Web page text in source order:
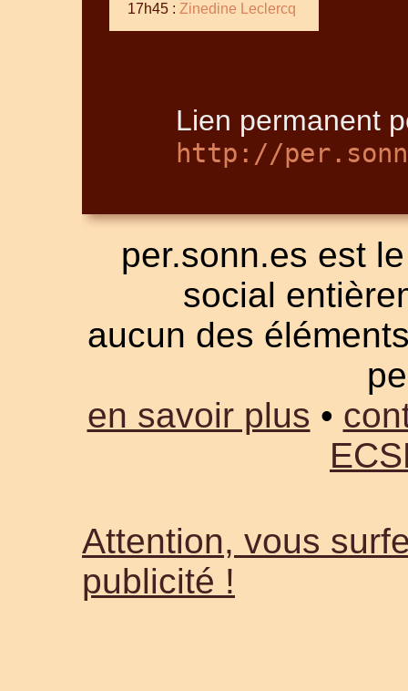
17h45 : Zinedine Leclercq
Lien permanent
http://
per.sonn.es est
social
aucun des
en savoir plus •
Attention, vous
publicité !